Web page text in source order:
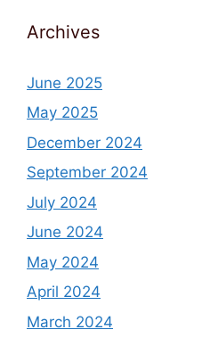
Archives
June 2025
May 2025
December 2024
September 2024
July 2024
June 2024
May 2024
April 2024
March 2024